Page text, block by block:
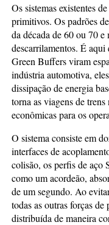
Os sistemas existentes
primitivos. Os padrões
da década de 60 ou 70 e
descarrilamentos. É aqui
Green Buffers viram
indústria automotiva,
dissipação de energia
torna as viagens de trens
econômicas para os
O sistema consiste em
interfaces de
colisão, os perfis de
como um acordeão,
de um segundo. Ao
todas as outras forças
distribuída de maneira